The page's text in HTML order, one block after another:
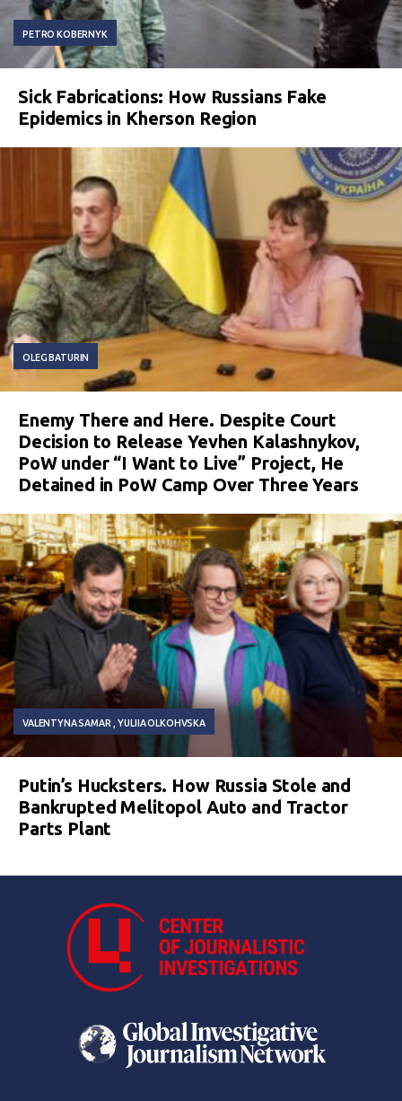
PETRO KOBERNYK
Sick Fabrications: How Russians Fake
Epidemics in Kherson Region
OLEG BATURIN
Enemy There and Here. Despite Court
Decision to Release Yevhen Kalashnykov,
PoW under “I Want to Live” Project, He
Detained in PoW Camp Over Three Years
VALENTYNA SAMAR YULIIA OLKOHVSKA
Putin’s Hucksters. How Russia Stole and
Bankrupted Melitopol Auto and Tractor
Parts Plant